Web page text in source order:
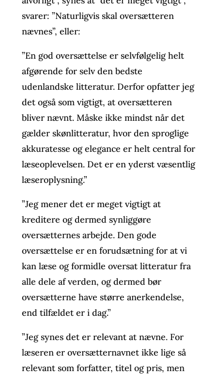
svarer: ”Naturligvis skal oversætteren
nævnes”, eller:
”En god oversættelse er selvfølgelig helt
afgørende for selv den bedste
udenlandske litteratur. Derfor opfatter jeg
det også som vigtigt, at oversætteren
bliver nævnt. Måske ikke mindst når det
gælder skønlitteratur, hvor den sproglige
akkuratesse og elegance er helt central for
læseoplevelsen. Det er en yderst væsentlig
læseroplysning.”
”Jeg mener det er meget vigtigt at
kreditere og dermed synliggøre
oversætternes arbejde. Den gode
oversættelse er en forudsætning for at vi
kan læse og formidle oversat litteratur fra
alle dele af verden, og dermed bør
oversætterne have større anerkendelse,
end tilfældet er i dag.”
”Jeg synes det er relevant at nævne. For
læseren er oversætternavnet ikke lige så
relevant som forfatter, titel og pris, men